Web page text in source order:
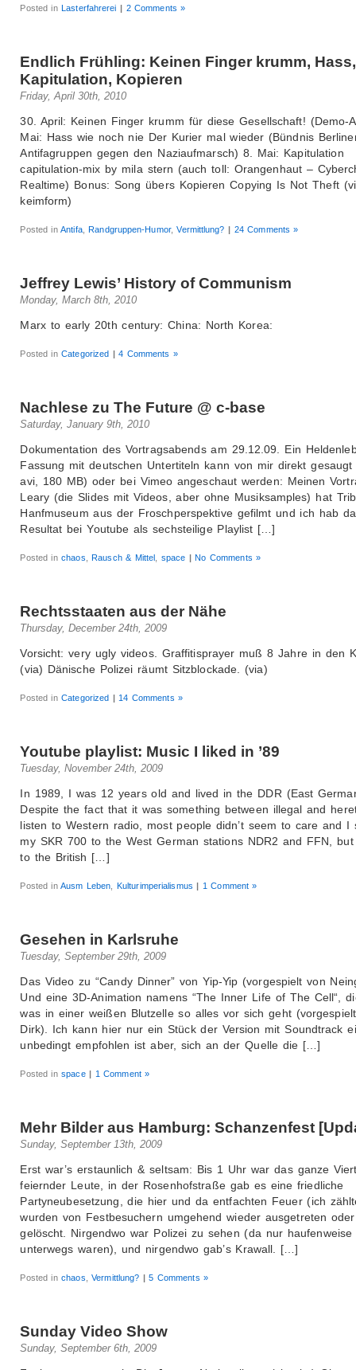
Posted inLasterfahrerei | 2 Comments »
Endlich Frühling: Keinen Finger krumm, Hass,
Kapitulation, Kopieren
Friday, April 30th, 2010
30. April: Keinen Finger krumm für diese Gesellschaft! (Demo-
Mai: Hass wie noch nie Der Kurier mal wieder (Bündnis
Antifagruppen gegen den Naziaufmarsch) 8. Mai: Kapitulation
capitulation-mix by mila stern (auch toll: Orangenhaut –
Realtime) Bonus: Song übers Kopieren Copying Is Not Theft
keimform)
Posted inAntifa,Randgruppen-Humor,Vermittlung? | 24 Comments »
Jeffrey Lewis’ History of Communism
Monday, March 8th, 2010
Marx to early 20th century: China: North Korea:
Posted inCategorized | 4 Comments »
Nachlese zu The Future @ c-base
Saturday, January 9th, 2010
Dokumentation des Vortragsabends am 29.12.09. Ein
Fassung mit deutschen Untertiteln kann von mir direkt gesaugt
avi, 180 MB) oder bei Vimeo angeschaut werden: Meinen
Leary (die Slides mit Videos, aber ohne Musiksamples) hat
Hanfmuseum aus der Froschperspektive gefilmt und ich hab
Resultat bei Youtube als sechsteilige Playlist […]
Posted inchaos ,Rausch & Mittel space | No Comments »
Rechtsstaaten aus der Nähe
Thursday, December 24th, 2009
Vorsicht: very ugly videos. Graffitisprayer muß 8 Jahre in den
(via) Dänische Polizei räumt Sitzblockade. (via)
Posted inCategorized | 14 Comments »
Youtube playlist: Music I liked in ’89
Tuesday, November 24th, 2009
In 1989, I was 12 years old and lived in the DDR (East
Despite the fact that it was something between illegal and
listen to Western radio, most people didn’t seem to care and I
my SKR 700 to the West German stations NDR2 and FFN, but
to the British […]
Posted inAusm Leben Kulturimperialismus | 1 Comment »
Gesehen in Karlsruhe
Tuesday, September 29th, 2009
Das Video zu “Candy Dinner” von Yip-Yip (vorgespielt von
Und eine 3D-Animation namens “The Inner Life of The Cell“,
was in einer weißen Blutzelle so alles vor sich geht
Dirk). Ich kann hier nur ein Stück der Version mit Soundtrack
unbedingt empfohlen ist aber, sich an der Quelle die […]
Posted inspace | 1 Comment »
Mehr Bilder aus Hamburg: Schanzenfest
Sunday, September 13th, 2009
Erst war’s erstaunlich & seltsam: Bis 1 Uhr war das ganze
feiernder Leute, in der Rosenhofstraße gab es eine friedliche
Partyneubesetzung, die hier und da entfachten Feuer (ich
wurden von Festbesuchern umgehend wieder ausgetreten oder
gelöscht. Nirgendwo war Polizei zu sehen (da nur haufenweise
unterwegs waren), und nirgendwo gab’s Krawall. […]
Posted inchaos ,Vermittlung? | 5 Comments »
Sunday Video Show
Sunday, September 6th, 2009